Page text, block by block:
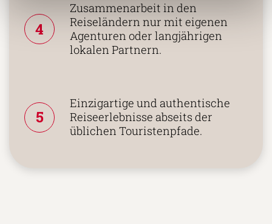
4
Zusammenarbeit in den
Reiseländern nur mit eigenen
Agenturen oder langjährigen
lokalen Partnern.
5
Einzigartige und authentische
Reiseerlebnisse abseits der
üblichen Touristenpfade.